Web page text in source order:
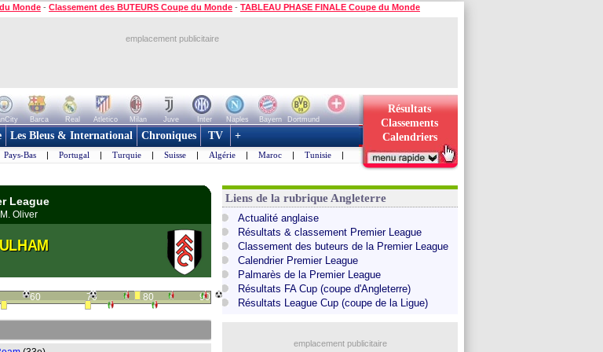
Monde - Classement des BUTEURS Coupe du Monde - TABLEAU PHASE FINALE Coupe du Monde
emplacement publicitaire
Barca Real Atletico Milan Juve Inter Naples Bayern
Dortmund
Résultats
Classements
Calendriers
Les Bleus & International Chroniques TV +
Pays-Bas | Portugal | Turquie | Suisse | Algérie | Maroc | Tunisie |
League
M. Oliver
60 70 80 90
Liens de la rubrique Angleterre
Actualité anglaise
Résultats & classement Premier League
Classement des buteurs de la Premier League
Calendrier Premier League
Palmarès de la Premier League
Résultats FA Cup (coupe d'Angleterre)
Résultats League Cup (coupe de la Ligue)
emplacement publicitaire